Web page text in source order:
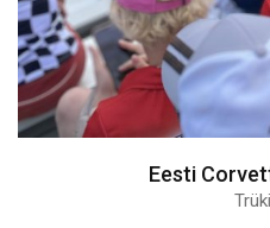
Eesti